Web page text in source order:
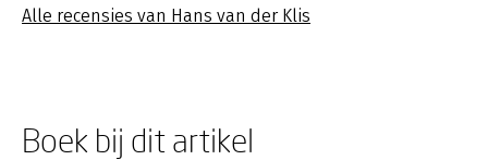
Alle recensies van Hans van der Klis
Boek bij dit artikel